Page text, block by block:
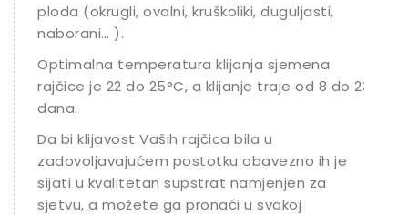
ploda (okrugli, ovalni, kruškoliki, duguljasti,
naborani… ).
Optimalna temperatura klijanja sjemena
rajčice je 22 do 25°C, a klijanje traje od 8 do 23
dana.
Da bi klijavost Vaših rajčica bila u
zadovoljavajućem postotku obavezno ih je
sijati u kvalitetan supstrat namjenjen za
sjetvu, a možete ga pronaći u svakoj